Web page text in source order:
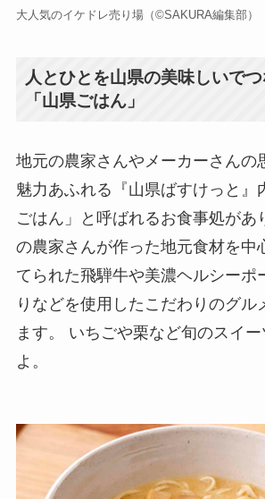
大人気のイケドレ売り場（©️SAKURA編集部）
人とひとを山県の美味しいで
「山県ごはん」
地元の農家さんやメーカーさんの
魅力あふれる『山県ばすけっと』
ごはん」と呼ばれるお食事処があ
の農家さんが作った地元食材を中
てられた飛騨牛や美濃ヘルシーポ
りなどを使用したこだわりのグル
ます。 いちごや栗など旬のスイ
よ。